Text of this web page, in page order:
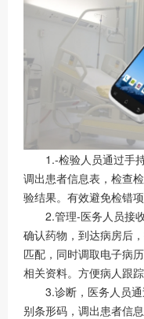
1.-检验人员通过手持
调出患者信息表，检查
验结果。有效避免检错
2.管理-医务人员接收
确认药物，到达病房后
匹配，同时调取电子病
相关资料。方便病人跟
3.诊断，医务人员通
别条形码，调出患者信